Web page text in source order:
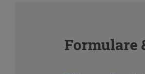
For­mu­la­re